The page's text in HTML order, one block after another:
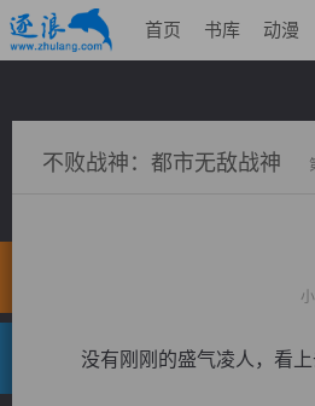
首页 书库 动漫
不败战神：都市无敌战神
没有刚刚的盛气凌人，看上